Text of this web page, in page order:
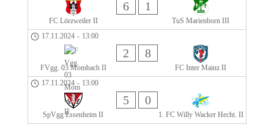
FC Lörzweiler II
6 1
TuS Marienborn III
17.11.2024 - 13:00
FVgg. 03 Mombach II
2 8
FC Inter Mainz II
17.11.2024 - 13:00
SpVgg Essenheim II
5 0
1. FC Willy Wacker Hecht. II